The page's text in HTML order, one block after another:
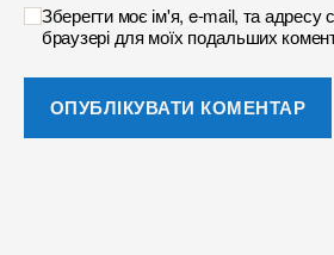
Зберегти моє ім'я, e-mail, та адресу
браузері для моїх подальших